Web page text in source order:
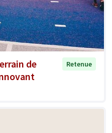
de
Retenue